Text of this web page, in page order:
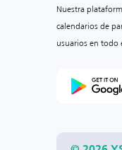
Nuestra
calendarios de
usuarios en